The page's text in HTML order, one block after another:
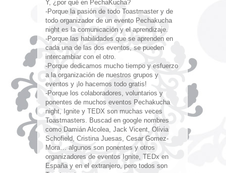
Y, ¿por qué en PechaKucha?
-Porque la pasión de todo Toastmaster y de
todo organizador de un evento Pechakucha
night es la comunicación y el aprendizaje.
-Porque las habilidades que se aprenden en
cada una de las dos eventos, se pueden
intercambiar con el otro.
-Porque dedicamos mucho tiempo y esfuerzo
a la organización de nuestros grupos y
eventos y ¡lo hacemos todo gratis!
-Porque los colaboradores, voluntarios y
ponentes de muchos eventos Pechakucha
night, Ignite y TEDX son muchas veces
Toastmasters. Buscad en google nombres
como Damián Alcolea, Jack Vicent, Olivia
Schofield, Cristina Juesas, Cesar Gomez-
Mora… algunos son ponentes y otros
organizadores de eventos Ignite, TEDx en
España y en el extranjero, pero todos son